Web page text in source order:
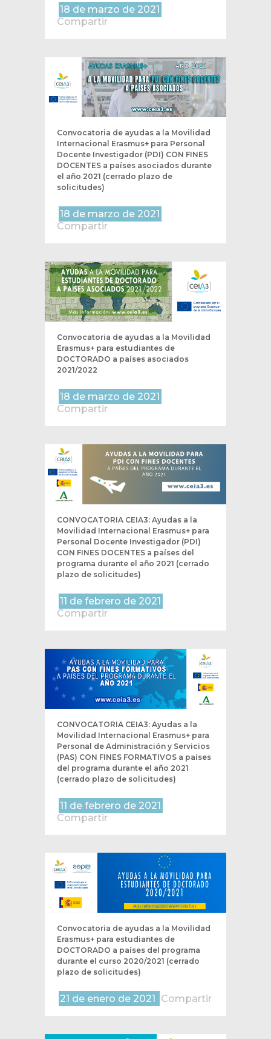
18 de marzo de 2021
Compartir
Convocatoria de ayudas a la Movilidad
Internacional Erasmus+ para Personal
Docente Investigador (PDI) CON FINES
DOCENTES a países asociados durante
el año 2021 (cerrado plazo de
solicitudes)
18 de marzo de 2021
Compartir
Convocatoria de ayudas a la Movilidad
Erasmus+ para estudiantes de
DOCTORADO a países asociados
2021/2022
18 de marzo de 2021
Compartir
CONVOCATORIA CEIA3: Ayudas a la
Movilidad Internacional Erasmus+ para
Personal Docente Investigador (PDI)
CON FINES DOCENTES a países del
programa durante el año 2021 (cerrado
plazo de solicitudes)
11 de febrero de 2021
Compartir
CONVOCATORIA CEIA3: Ayudas a la
Movilidad Internacional Erasmus+ para
Personal de Administración y Servicios
(PAS) CON FINES FORMATIVOS a países
del programa durante el año 2021
(cerrado plazo de solicitudes)
11 de febrero de 2021
Compartir
Convocatoria de ayudas a la Movilidad
Erasmus+ para estudiantes de
DOCTORADO a países del programa
durante el curso 2020/2021 (cerrado
plazo de solicitudes)
21 de enero de 2021 Compartir